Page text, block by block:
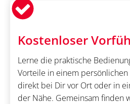
Kostenloser
Lerne die praktische
Vorteile in einem
direkt bei Dir vor Ort oder in
der Nähe. Gemeinsam finden